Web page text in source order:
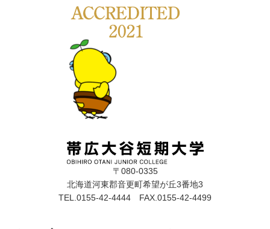
〒080-0335
北海道河東郡音更町希望が丘3番地3
TEL.0155-42-4444 FAX.0155-42-4499